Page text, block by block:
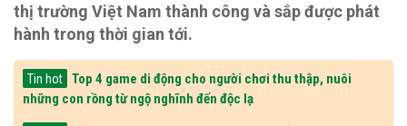
thị trường Việt Nam thành công và sắp được phát
hành trong thời gian tới.
Tin hot
Top 4 game di động cho người chơi thu thập, nuôi
những con rồng từ ngộ nghĩnh đến độc lạ